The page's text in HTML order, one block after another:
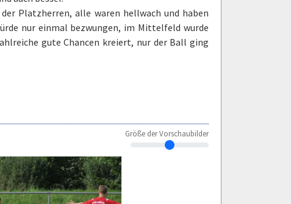
Platzherren, alle waren hellwach und haben
nur einmal bezwungen, im Mittelfeld wurde
gute Chancen kreiert, nur der Ball ging
Größe der Vorschaubilder